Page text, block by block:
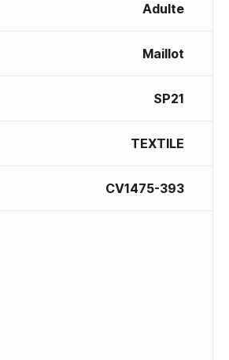
Adulte
Maillot
SP21
TEXTILE
CV1475-393